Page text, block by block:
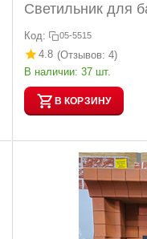
Светильник для
Код: 05-5515
4.8 (Отзывов: 4)
В наличии: 37 шт.
В КОРЗИНУ